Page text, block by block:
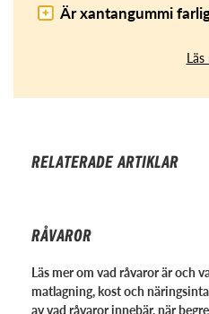
Är xantangummi
RELATERADE ARTIKLAR
RÅVAROR
Läs mer om vad råvaror är och
matlagning, kost och
av vad råvaror innebär, när